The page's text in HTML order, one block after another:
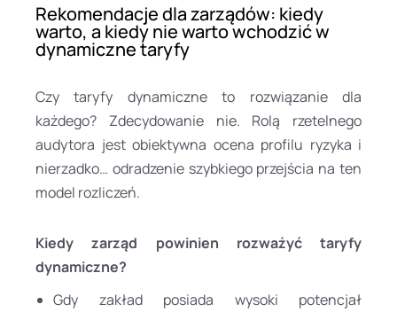
Rekomendacje dla zarządów: kiedy
warto, a kiedy nie warto wchodzić w
dynamiczne taryfy
Czy taryfy dynamiczne to rozwiązanie dla
każdego? Zdecydowanie nie. Rolą rzetelnego
audytora jest obiektywna ocena profilu ryzyka i
nierzadko… odradzenie szybkiego przejścia na ten
model rozliczeń.
Kiedy zarząd powinien rozważyć taryfy
dynamiczne?
Gdy zakład posiada wysoki potencjał